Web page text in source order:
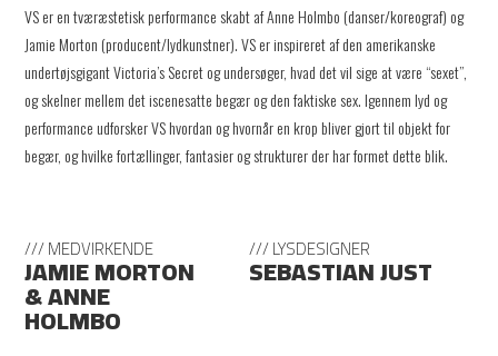
VS er en tværæstetisk performance skabt af Anne Holmbo (danser/koreograf) og
Jamie Morton (producent/lydkunstner). VS er inspireret af den amerikanske
undertøjsgigant Victoria’s Secret og undersøger, hvad det vil sige at være “sexet”,
og skelner mellem det iscenesatte begær og den faktiske sex. Igennem lyd og
performance udforsker VS hvordan og hvornår en krop bliver gjort til objekt for
begær, og hvilke fortællinger, fantasier og strukturer der har formet dette blik.
/// MEDVIRKENDE
JAMIE MORTON
& ANNE
HOLMBO
/// LYSDESIGNER
SEBASTIAN JUST